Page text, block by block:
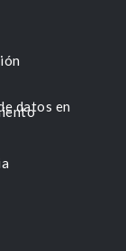
datos en